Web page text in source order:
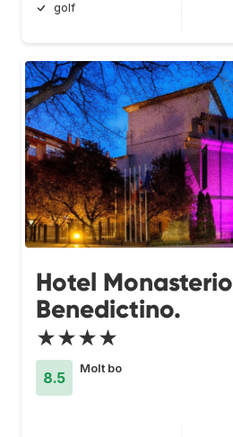
golf
Hotel Monasterio
Benedictino.
★★★★
8.5
Molt bo